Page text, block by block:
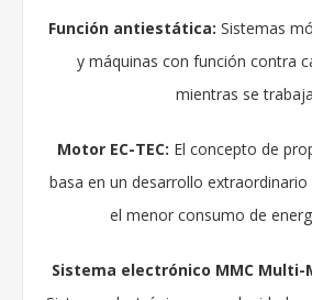
Función antiestática: Sistemas
y máquinas con función contra
mientras se
Motor EC-TEC: El concepto de
basa en un desarrollo
el menor consumo de
Sistema electrónico MMC